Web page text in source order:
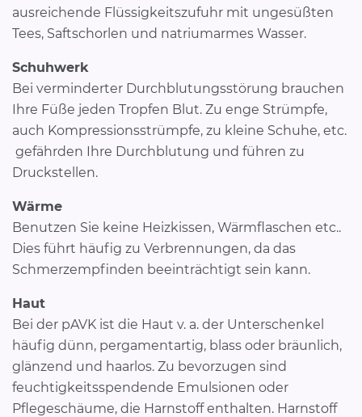
ausreichende Flüssigkeitszufuhr mit ungesüßten
Tees, Saftschorlen und natriumarmes Wasser.
Schuhwerk
Bei verminderter Durchblutungsstörung brauchen
Ihre Füße jeden Tropfen Blut. Zu enge Strümpfe,
auch Kompressionsstrümpfe, zu kleine Schuhe, etc.
gefährden Ihre Durchblutung und führen zu
Druckstellen.
Wärme
Benutzen Sie keine Heizkissen, Wärmflaschen etc..
Dies führt häufig zu Verbrennungen, da das
Schmerzempfinden beeinträchtigt sein kann.
Haut
Bei der pAVK ist die Haut v. a. der Unterschenkel
häufig dünn, pergamentartig, blass oder bräunlich,
glänzend und haarlos. Zu bevorzugen sind
feuchtigkeitsspendende Emulsionen oder
Pflegeschäume, die Harnstoff enthalten. Harnstoff